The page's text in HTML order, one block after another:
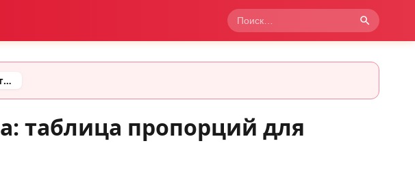
Сколько добавить масла на литр бензина: таблица пропорций для разных устройств
таблица пропорций для